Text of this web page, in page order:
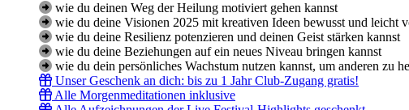
wie du deinen Weg der Heilung motiviert gehen kannst
wie du deine Visionen 2025 mit kreativen Ideen bewusst und leicht
wie du deine Resilienz potenzieren und deinen Geist stärken kannst
wie du deine Beziehungen auf ein neues Niveau bringen kannst
wie du dein persönliches Wachstum nutzen kannst, um anderen zu
Unser Geschenk an dich: bis zu 1 Jahr Club-Zugang gratis!
Alle Morgenmeditationen inklusive